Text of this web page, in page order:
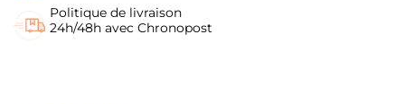
Politique de livraison
24h/48h avec Chronopost